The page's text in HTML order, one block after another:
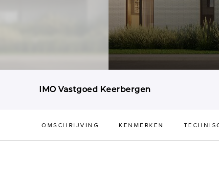
IMO Vastgoed Keerbergen
OMSCHRIJVING KENMERKEN